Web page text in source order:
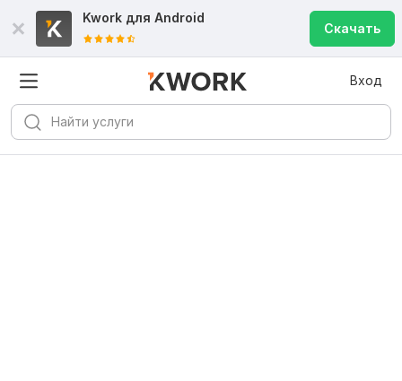
Kwork для Android
Скачать
Вход